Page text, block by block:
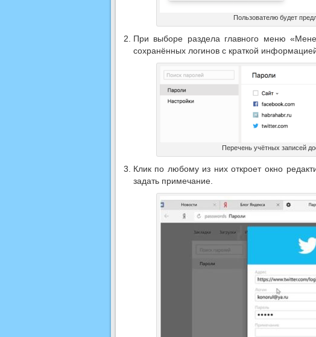
Пользователю будет
При выборе раздела главного меню
сохранённых логинов с краткой
Перечень учётных записей
Клик по любому из них откроет окно
задать примечание.